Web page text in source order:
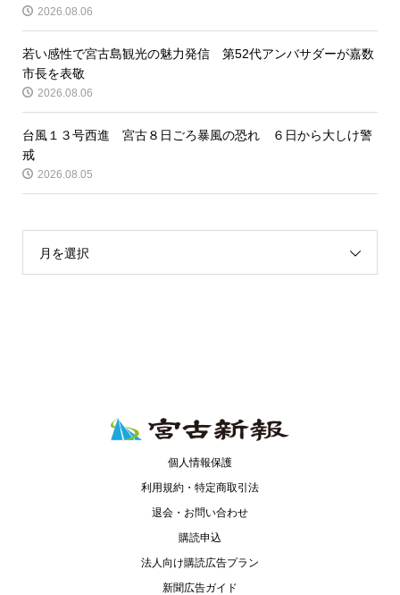
2026.08.06
若い感性で宮古島観光の魅力発信 第52代アンバサダーが嘉数
市長を表敬
2026.08.06
台風１３号西進 宮古８日ごろ暴風の恐れ ６日から大しけ警
戒
2026.08.05
月を選択
個人情報保護
利用規約・特定商取引法
退会・お問い合わせ
購読申込
法人向け購読広告プラン
新聞広告ガイド